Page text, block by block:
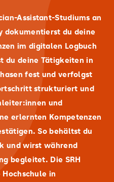
der
von
Teamfähigkeit
Assistant-Studiums an
dokumentierst du deine
im digitalen Logbuch
du deine Tätigkeiten in
fest und verfolgst
strukturiert und
und
erlernten Kompetenzen
So behältst du
und wirst während
begleitet. Die SRH
in